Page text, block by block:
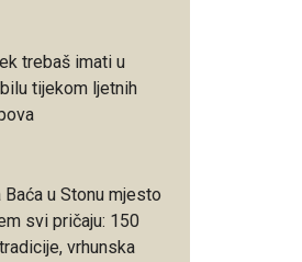
trebaš imati u
tijekom ljetnih
Baća u Stonu mjesto
svi pričaju: 150
vrhunska